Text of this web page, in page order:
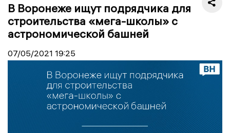
В Воронеже ищут подрядчика для
строительства «мега-школы» с
астрономической башней
07/05/2021 19:25